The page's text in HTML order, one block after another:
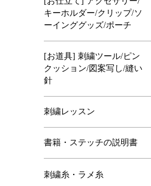
キーホルダー/クリップ/ソ
ーインググッズ/ポーチ
[お道具] 刺繍ツール/ピン
クッション/図案写し/縫い
針
刺繍レッスン
書籍・ステッチの説明書
刺繍糸・ラメ糸